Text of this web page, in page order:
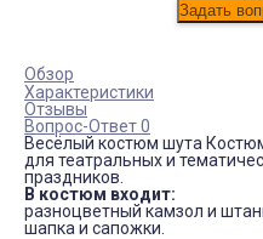
Обзор
Характеристики
Отзывы
Вопрос-Ответ 0
Весёлый костюм шута
для театральных и
праздников.
В костюм входит:
разноцветный камзол и
шапка и сапожки.